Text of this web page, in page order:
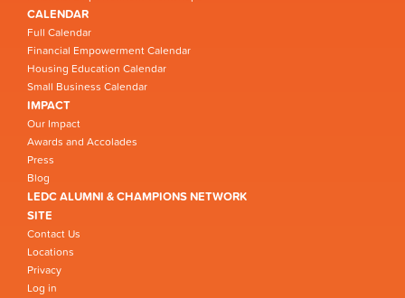
CALENDAR
Full Calendar
Financial Empowerment Calendar
Housing Education Calendar
Small Business Calendar
IMPACT
Our Impact
Awards and Accolades
Press
Blog
LEDC ALUMNI & CHAMPIONS NETWORK
SITE
Contact Us
Locations
Privacy
Log in